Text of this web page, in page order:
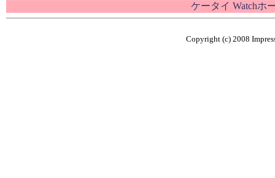
ケータイ Watchホ
Copyright (c) 2008